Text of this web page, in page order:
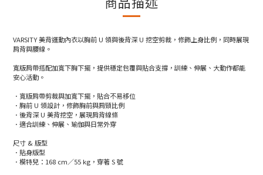
VARSITY 美背運動內衣以胸前 U 領與後背深 U 挖空剪裁，修飾上身比例，同時展現
肩背與腰線。
寬版肩帶搭配加寬下胸下擺，提供穩定包覆與貼合支撐，訓練、伸展、大動作都能
安心活動。
．寬版肩帶剪裁與加寬下擺，貼合不易移位
．胸前 U 領設計，修飾胸前與肩頸比例
．後背深 U 美背挖空，展現肩背線條
．適合訓練、伸展、瑜伽與日常外穿
尺寸 & 版型
．貼身版型
．模特兒：168 cm／55 kg，穿著 S 號